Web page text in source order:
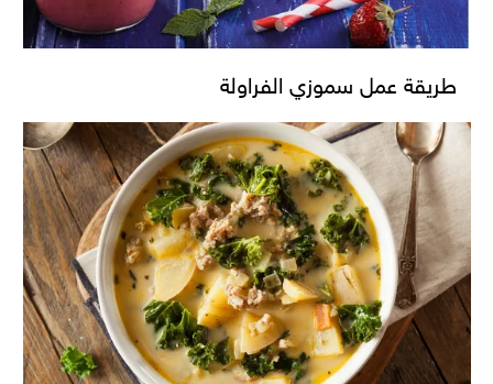
طريقة عمل سموزي الفراولة